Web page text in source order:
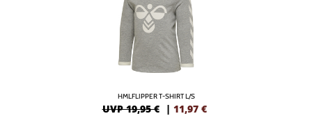
HMLFLIPPER T-SHIRT L/S
UVP 19,95 € | 11,97 €